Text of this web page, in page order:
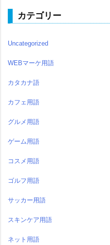
カテゴリー
Uncategorized
WEBマーケ用語
カタカナ語
カフェ用語
グルメ用語
ゲーム用語
コスメ用語
ゴルフ用語
サッカー用語
スキンケア用語
ネット用語